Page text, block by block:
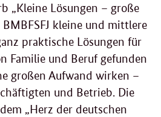
„Kleine Lösungen – große
kleine und mittlere
praktische Lösungen für
Familie und Beruf gefunden
großen Aufwand wirken –
und Betrieb. Die
„Herz der deutschen